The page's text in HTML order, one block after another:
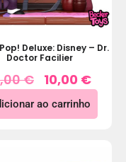
Deluxe: Disney – Dr.
Doctor Facilier
€ 10,00 €
ao carrinho